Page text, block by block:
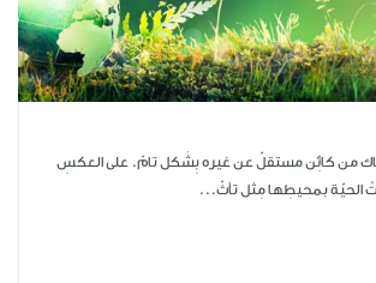
من كائِن مستقلّ عن غيره بِشَكل تامّ. على العكسِ
الحيّة بمحيطِها مِثل تأثّ...